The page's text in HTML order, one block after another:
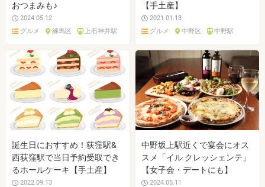
おつまみも♪
2024.05.12
グルメ
練馬区 上石神井駅
【手土産】
2021.01.13
グルメ
中野区 中野駅
誕生日におすすめ！荻窪駅&
西荻窪駅で当日予約受取でき
るホールケーキ【手土産】
2022.09.13
中野坂上駅近くで宴会にオス
スメ「イル クレッシェンテ」
【女子会・デートにも】
2024.05.11